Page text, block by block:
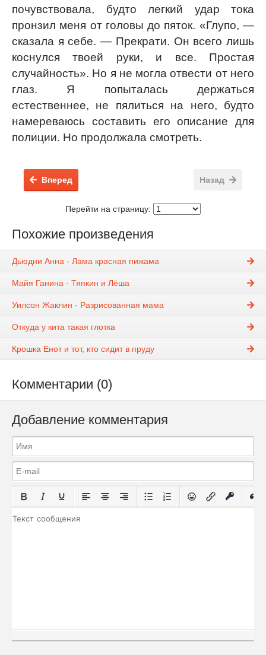
почувствовала, будто легкий удар тока
пронзил меня от головы до пяток. «Глупо, —
сказала я себе. — Прекрати. Он всего лишь
коснулся твоей руки, и все. Простая
случайность». Но я не могла отвести от него
глаз. Я попыталась держаться
естественнее, не пялиться на него, будто
намереваюсь составить его описание для
полиции. Но продолжала смотреть.
Назад
Вперед
Перейти на страницу:
Похожие произведения
Дьюдни Анна - Лама красная пижама
Майя Ганина - Тяпкин и Лёша
Уилсон Жаклин - Разрисованная мама
Откуда у кита такая глотка
Крошка Енот и тот, кто сидит в пруду
Комментарии (0)
Добавление комментария